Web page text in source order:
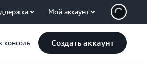
Мой аккаунт
консоль Создать аккаунт